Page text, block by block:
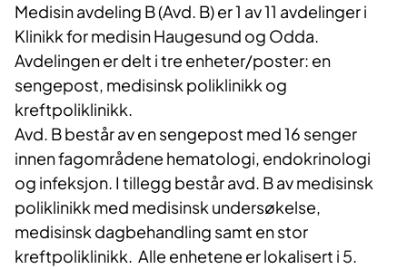
Medisin avdeling B (Avd. B) er 1 av 11 avdelinger i
Klinikk for medisin Haugesund og Odda.
Avdelingen er delt i tre enheter/poster: en
sengepost, medisinsk poliklinikk og
kreftpoliklinikk.
Avd. B består av en sengepost med 16 senger
innen fagområdene hematologi, endokrinologi
og infeksjon. I tillegg består avd. B av medisinsk
poliklinikk med medisinsk undersøkelse,
medisinsk dagbehandling samt en stor
kreftpoliklinikk. Alle enhetene er lokalisert i 5.